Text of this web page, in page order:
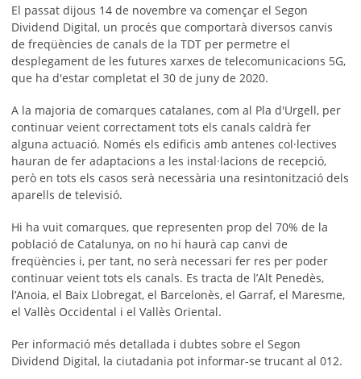
El passat dijous 14 de novembre va començar el Segon
Dividend Digital, un procés que comportarà diversos canvis
de freqüències de canals de la TDT per permetre el
desplegament de les futures xarxes de telecomunicacions 5G,
que ha d'estar completat el 30 de juny de 2020.
A la majoria de comarques catalanes, com al Pla d'Urgell, per
continuar veient correctament tots els canals caldrà fer
alguna actuació. Només els edificis amb antenes col·lectives
hauran de fer adaptacions a les instal·lacions de recepció,
però en tots els casos serà necessària una resintonització dels
aparells de televisió.
Hi ha vuit comarques, que representen prop del 70% de la
població de Catalunya, on no hi haurà cap canvi de
freqüències i, per tant, no serà necessari fer res per poder
continuar veient tots els canals. Es tracta de l’Alt Penedès,
l’Anoia, el Baix Llobregat, el Barcelonès, el Garraf, el Maresme,
el Vallès Occidental i el Vallès Oriental.
Per informació més detallada i dubtes sobre el Segon
Dividend Digital, la ciutadania pot informar-se trucant al 012.